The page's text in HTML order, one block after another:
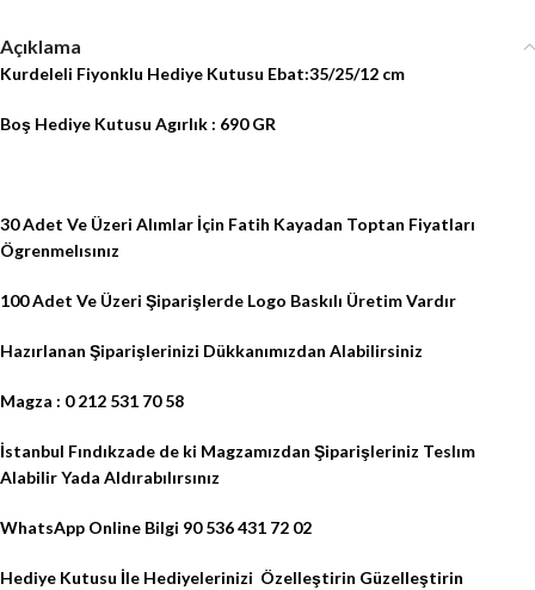
Açıklama
Kurdeleli Fiyonklu Hediye Kutusu Ebat:35/25/12 cm
Boş Hediye Kutusu Agırlık : 690 GR
30 Adet Ve Üzeri Alımlar İçin Fatih Kayadan Toptan Fiyatları
Ögrenmelısınız
100 Adet Ve Üzeri Şiparişlerde Logo Baskılı Üretim Vardır
Hazırlanan Şiparişlerinizi Dükkanımızdan Alabilirsiniz
Magza : 0 212 531 70 58
İstanbul Fındıkzade de ki Magzamızdan Şiparişleriniz Teslım
Alabilir Yada Aldırabılırsınız
WhatsApp Online Bilgi 90 536 431 72 02
Hediye Kutusu İle Hediyelerinizi Özelleştirin Güzelleştirin